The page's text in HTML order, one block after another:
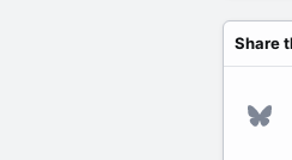
Share